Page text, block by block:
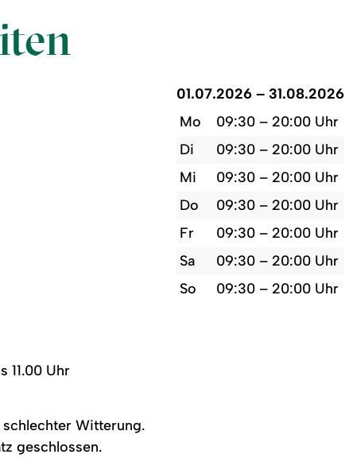
01.07.2026 – 31.08.2026
Mo
09:30 – 20:00 Uhr
Di
09:30 – 20:00 Uhr
Mi
09:30 – 20:00 Uhr
Do
09:30 – 20:00 Uhr
Fr
09:30 – 20:00 Uhr
Sa
09:30 – 20:00 Uhr
So
09:30 – 20:00 Uhr
11.00 Uhr
Witterung.
geschlossen.